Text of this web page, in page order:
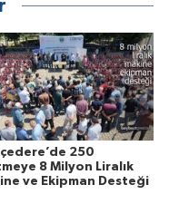
250
8 Milyon Liralık
ve Ekipman Desteği